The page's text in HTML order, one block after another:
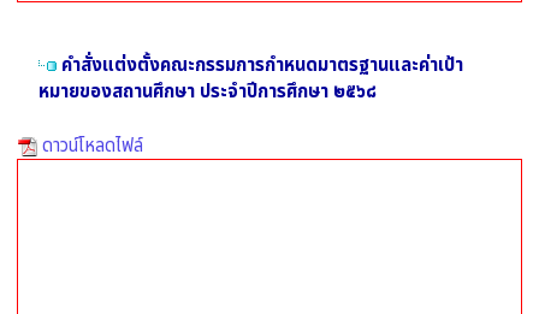
คำสั่งแต่งตั้งคณะกรรมการกำหนดมาตรฐานและค่าเป้า
หมายของสถานศึกษา ประจำปีการศึกษา ๒๕๖๘
ดาวน์โหลดไฟล์